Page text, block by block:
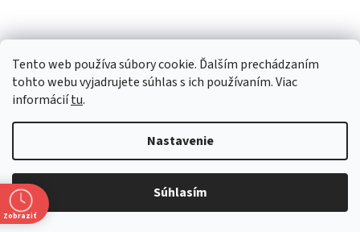
Tento web používa súbory cookie. Ďalším prechádzaním
tohto webu vyjadrujete súhlas s ich používaním. Viac
informáciítu.
Nastavenie
Súhlasím
Zobraziť